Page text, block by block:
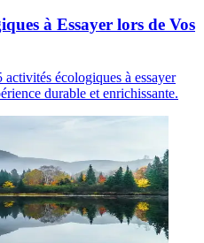
à Essayer lors de Vos
écologiques à essayer
durable et enrichissante.